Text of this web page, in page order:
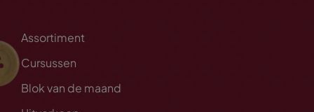
Assortiment
Cursussen
Blok van de maand